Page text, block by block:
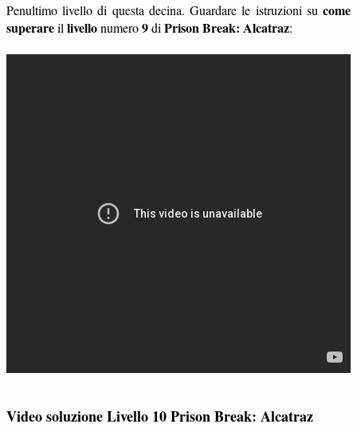
Penultimo livello di questa decina. Guardare le istruzioni su come
superareil livellonumero9di Prison Break: Alcatraz:
Video soluzione Livello 10 Prison Break: Alcatraz